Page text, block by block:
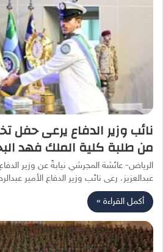
من طلبة كلية الملك فهد
الرياض- عائشة المجرشي نيابةً عن وزير
عبدالعزيز، رعى نائب وزير الدفاع الأمير
أكمل القراءة »